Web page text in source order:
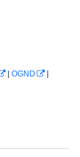
OGND